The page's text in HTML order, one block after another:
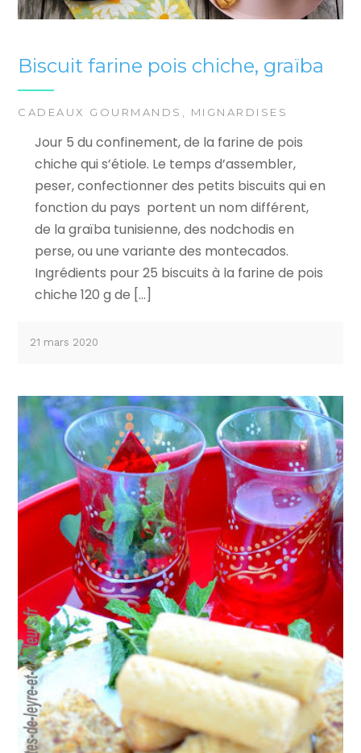
Biscuit farine pois chiche, graïba
CADEAUX GOURMANDS MIGNARDISES
Jour 5 du confinement, de la farine de pois
chiche qui s’étiole. Le temps d’assembler,
peser, confectionner des petits biscuits qui en
fonction du pays portent un nom différent,
de la graïba tunisienne, des nodchodis en
perse, ou une variante des montecados.
Ingrédients pour 25 biscuits à la farine de pois
chiche 120 g de […]
21 mars 2020